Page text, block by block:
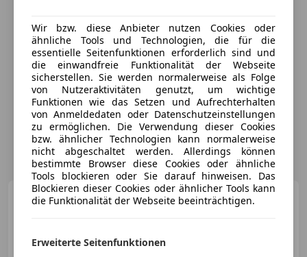
Ford FiestaTrend
Wir bzw. diese Anbieter nutzen Cookies oder
ähnliche Tools und Technologien, die für die
essentielle Seitenfunktionen erforderlich sind und
die einwandfreie Funktionalität der Webseite
sicherstellen. Sie werden normalerweise als Folge
von Nutzeraktivitäten genutzt, um wichtige
Funktionen wie das Setzen und Aufrechterhalten
von Anmeldedaten oder Datenschutzeinstellungen
zu ermöglichen. Die Verwendung dieser Cookies
bzw. ähnlicher Technologien kann normalerweise
nicht abgeschaltet werden. Allerdings können
bestimmte Browser diese Cookies oder ähnliche
Tools blockieren oder Sie darauf hinweisen. Das
Blockieren dieser Cookies oder ähnlicher Tools kann
die Funktionalität der Webseite beeinträchtigen.
Erweiterte Seitenfunktionen